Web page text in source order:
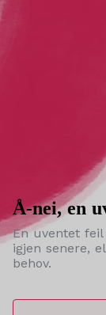
Å-nei, en
En uventet
igjen senere,
behov.